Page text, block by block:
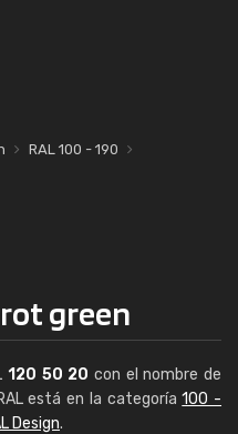
RAL 100 - 190
green
120 50 20 con el nombre de
está en la categoría100 -
Design.